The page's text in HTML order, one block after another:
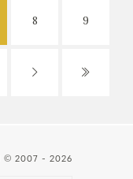
8 9
© 2007 - 2026